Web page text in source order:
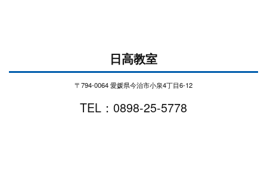
日高教室
〒794-0064 愛媛県今治市小泉4丁目6-12
TEL：0898-25-5778